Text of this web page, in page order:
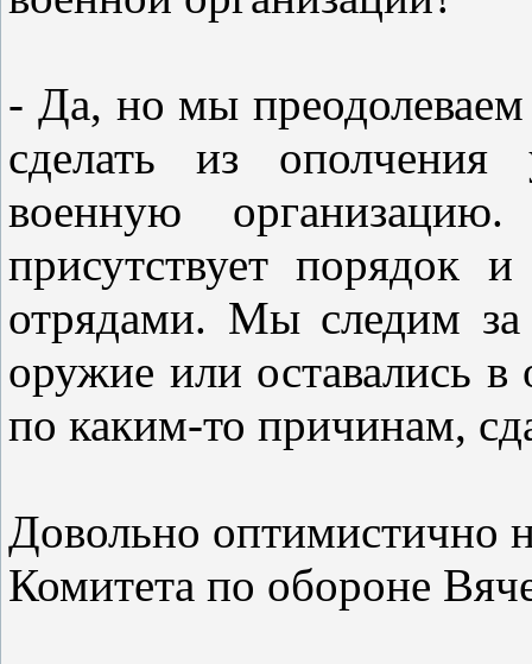
- Да, но мы преодолеваем
сделать из
военную
присутствует порядок
отрядами. Мы следим
оружие или оставались
по каким-то причинам,
Довольно оптимистично
Комитета по обороне